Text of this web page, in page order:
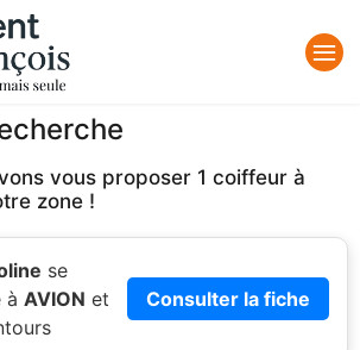
vous proposer 1 coiffeur à
zone !
se
à AVION et
Consulter la fiche